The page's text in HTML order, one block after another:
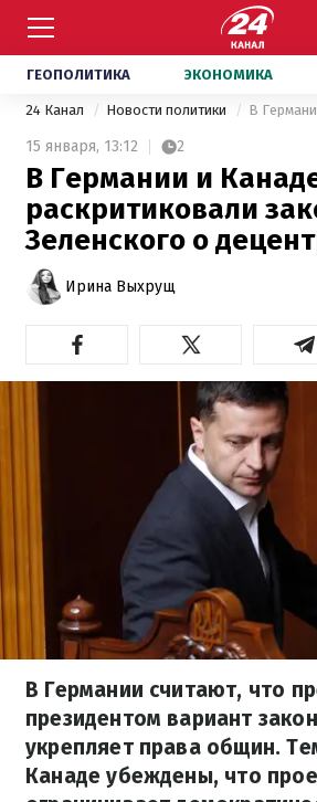
ГЕОПОЛИТИКА ЭКОНОМИКА
24 Канал Новости политики
15 января, 13:12 2
В Германии и
раскритиковали
Зеленского о
Ирина Выхрущ
В Германии считают, что
президентом вариант
укрепляет права общин.
Канаде убеждены, что